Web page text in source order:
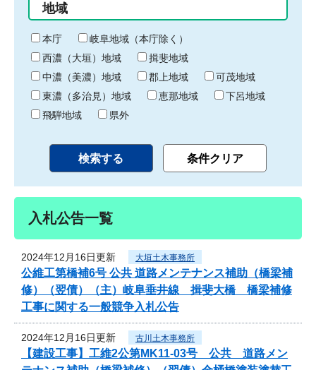
り
終
わ
り
地域
本庁
岐阜地域（本庁除く）
西濃（大垣）地域
揖斐地域
中濃（美濃）地域
郡上地域
可茂地域
東濃（多治見）地域
恵那地域
下呂地域
飛騨地域
県外
入札公告一覧
2024年12月16日更新 大垣土木事務所
公維工第橋補6号 公共 道路メンテナンス補助（橋梁補
修）（翌債）（主）岐阜垂井線 揖斐大橋 橋梁補修
工事に関する一般競争入札公告
2024年12月16日更新 古川土木事務所
【建設工事】工維2公第MK11-03号 公共 道路メン